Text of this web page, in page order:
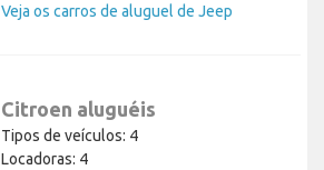
Veja os carros de aluguel de Jeep
Citroen aluguéis
Tipos de veículos: 4
Locadoras: 4